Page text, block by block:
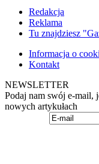
Redakcja
Reklama
Tu znajdziesz
Informacja o
Kontakt
NEWSLETTER
Podaj nam swój e-mail,
nowych artykułach